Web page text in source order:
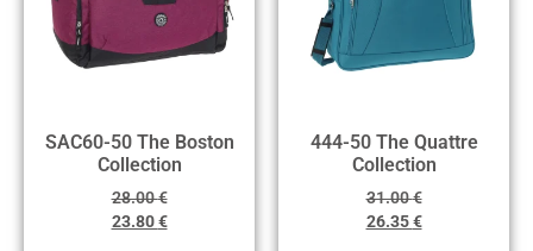
SAC60-50 The Boston
Collection
28.00€
23.80€
444-50 The Quattre
Collection
31.00€
26.35€